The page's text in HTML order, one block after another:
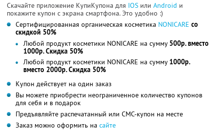
Скачайте приложение КупиКупона для IOS или Android и
покажите купон с экрана смартфона. Это удобно :)
Сертифицированная органическая косметика NONICARE со
скидкой 50%
Любой продукт косметики NONICARE на сумму 500р. вместо
1000р. Скидка 50%
Любой продукт косметики NONICARE на сумму 1000р.
вместо 2000р. Скидка 50%
Купон действует на один заказ
Вы можете приобрести неограниченное количество купонов
для себя и в подарок
Предъявляйте распечатанный или СМС-купон на месте
Заказ можно оформить на сайте